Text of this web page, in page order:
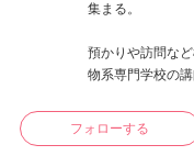
集まる。
預かりや訪問な
物系専門学校の講
フォローする